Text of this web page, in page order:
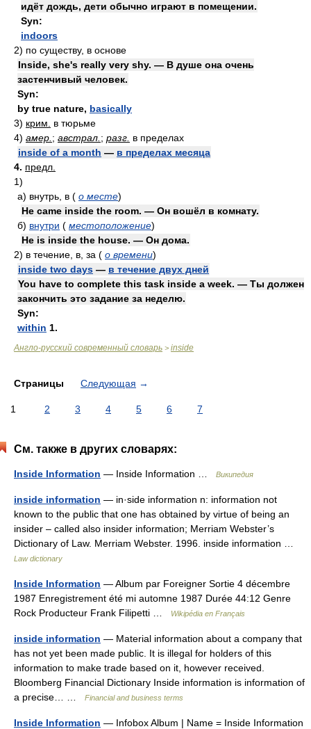
идёт дождь, дети обычно играют в помещении.
Syn:
indoors
2) по существу, в основе
Inside, she's really very shy. — В душе она очень
застенчивый человек.
Syn:
by true nature, basically
3) крим.
в тюрьме
4) амер. ; австрал. ; разг. в пределах
inside of a month — в пределах месяца
4. предл.
1)
а) внутрь, в ( о месте)
He came inside the room. — Он вошёл в комнату.
б) внутри ( местоположение)
He is inside the house. — Он дома.
2) в течение, в, за ( о времени)
inside two days — в течение двух дней
You have to complete this task inside a week. — Ты должен
закончить это задание за неделю.
Syn:
within 1.
Англо-русский современный словарь > inside
Страницы Следующая →
1 2 3 4 5 6 7
См. также в других словарях:
Inside Information — Inside Information … Википедия
inside information — in·side information n: information not
known to the public that one has obtained by virtue of being an
insider – called also insider information; Merriam Webster’s
Dictionary of Law. Merriam Webster. 1996. inside information …
Law dictionary
Inside Information — Album par Foreigner Sortie 4 décembre
1987 Enregistrement été mi automne 1987 Durée 44:12 Genre
Rock Producteur Frank Filipetti …
Wikipédia en Français
inside information — Material information about a company that
has not yet been made public. It is illegal for holders of this
information to make trade based on it, however received.
Bloomberg Financial Dictionary Inside information is information of
a precise… …
Financial and business terms
Inside Information — Infobox Album | Name = Inside Information